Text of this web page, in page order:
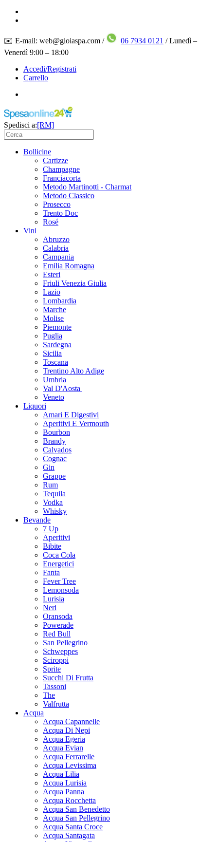
✉️ E-mail: web@gioiaspa.com / 06 7934 0121 / Lunedì –
Venerdì 9:00 – 18:00
Accedi/Registrati
Carrello
Spedisci a:[RM]
Bollicine
Cartizze
Champagne
Franciacorta
Metodo Martinotti - Charmat
Metodo Classico
Prosecco
Trento Doc
Rosé
Vini
Abruzzo
Calabria
Campania
Emilia Romagna
Esteri
Friuli Venezia Giulia
Lazio
Lombardia
Marche
Molise
Piemonte
Puglia
Sardegna
Sicilia
Toscana
Trentino Alto Adige
Umbria
Val D'Aosta
Veneto
Liquori
Amari E Digestivi
Aperitivi E Vermouth
Bourbon
Brandy
Calvados
Cognac
Gin
Grappe
Rum
Tequila
Vodka
Whisky
Bevande
7 Up
Aperitivi
Bibite
Coca Cola
Energetici
Fanta
Fever Tree
Lemonsoda
Lurisia
Neri
Oransoda
Powerade
Red Bull
San Pellegrino
Schweppes
Sciroppi
Sprite
Succhi Di Frutta
Tassoni
The
Valfrutta
Acqua
Acqua Capannelle
Acqua Di Nepi
Acqua Egeria
Acqua Evian
Acqua Ferrarelle
Acqua Levissima
Acqua Lilia
Acqua Lurisia
Acqua Panna
Acqua Rocchetta
Acqua San Benedetto
Acqua San Pellegrino
Acqua Santa Croce
Acqua Santagata